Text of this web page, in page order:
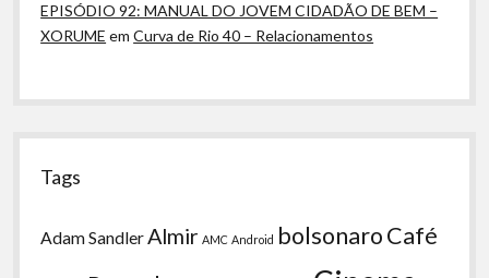
EPISÓDIO 92: MANUAL DO JOVEM CIDADÃO DE BEM –
XORUME emCurva de Rio 40 – Relacionamentos
Tags
Adam Sandler Almir AMC Android bolsonaroCafé